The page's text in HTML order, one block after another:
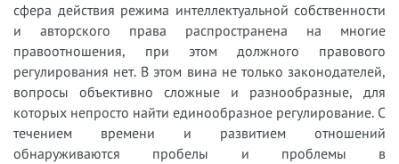
сфера действия режима интеллектуальной собственности
и авторского права распространена на многие
правоотношения, при этом должного правового
регулирования нет. В этом вина не только законодателей,
вопросы объективно сложные и разнообразные, для
которых непросто найти единообразное регулирование. С
течением времени и развитием отношений
обнаруживаются пробелы и проблемы в